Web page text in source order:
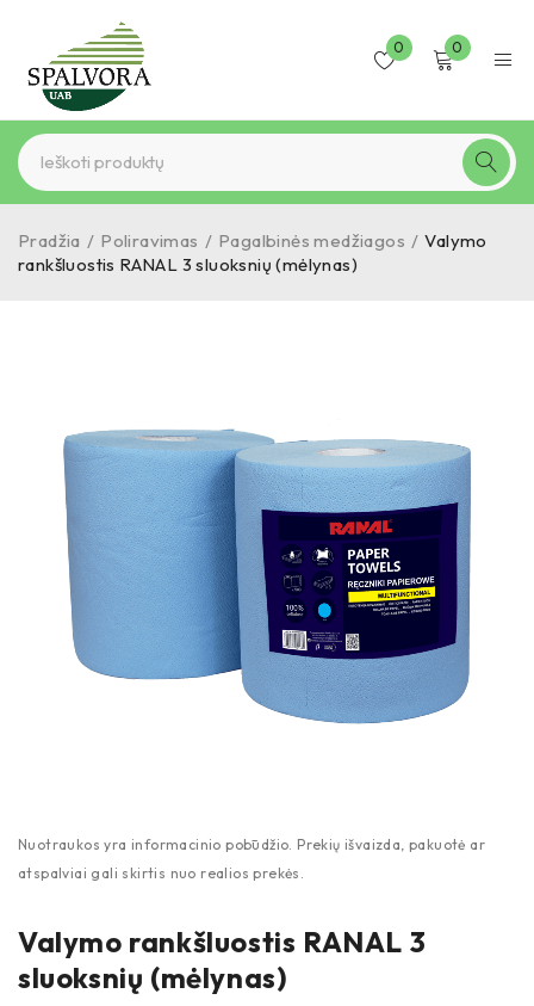
0 0
Pradžia / Poliravimas / Pagalbinės medžiagos / Valymo
rankšluostis RANAL 3 sluoksnių (mėlynas)
Valymo rankšluostis RANAL 3
sluoksnių (mėlynas)